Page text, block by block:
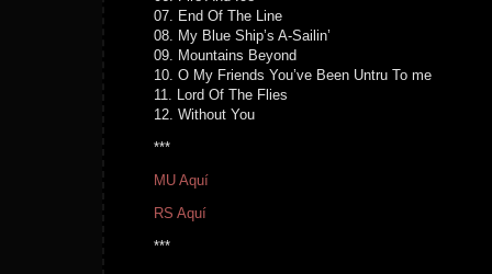
07. End Of The Line
08. My Blue Ship’s A-Sailin’
09. Mountains Beyond
10. O My Friends You’ve Been Untru To me
11. Lord Of The Flies
12. Without You
***
MU Aquí
RS Aquí
***